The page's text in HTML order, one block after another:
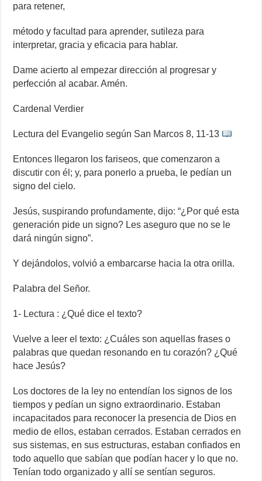
para retener,
método y facultad para aprender,sutileza para
interpretar,gracia y eficacia para hablar.
Dame acierto al empezardirección al progresary
perfección al acabar.Amén.
Cardenal Verdier
Lectura del Evangelio según San Marcos 8, 11-13
Entonces llegaron los fariseos, que comenzaron a
discutir con él; y, para ponerlo a prueba, le pedían un
signo del cielo.
Jesús, suspirando profundamente, dijo: “¿Por qué esta
generación pide un signo? Les aseguro que no se le
dará ningún signo”.
Y dejándolos, volvió a embarcarse hacia la otra orilla.
Palabra del Señor.
1- Lectura : ¿Qué dice el texto?
Vuelve a leer el texto: ¿Cuáles son aquellas frases o
palabras que quedan resonando en tu corazón? ¿Qué
hace Jesús?
Los doctores de la ley no entendían los signos de los
tiempos y pedían un signo extraordinario. Estaban
incapacitados para reconocer la presencia de Dios en
medio de ellos, estaban cerrados. Estaban cerrados en
sus sistemas, en sus estructuras, estaban confiados en
todo aquello que sabían que podían hacer y lo que no.
Tenían todo organizado y allí se sentían seguros.